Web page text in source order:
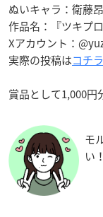
ぬいキャラ：衛藤
作品名：『ツキプ
Xアカウント：
実際の投稿はコチラ
賞品として1,000円
モ
い